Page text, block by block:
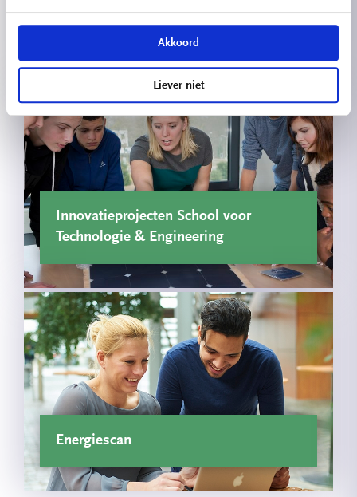
Akkoord
Liever niet
Circulaire Portiersloge
Innovatieprojecten School voor
Technologie & Engineering
Energiescan